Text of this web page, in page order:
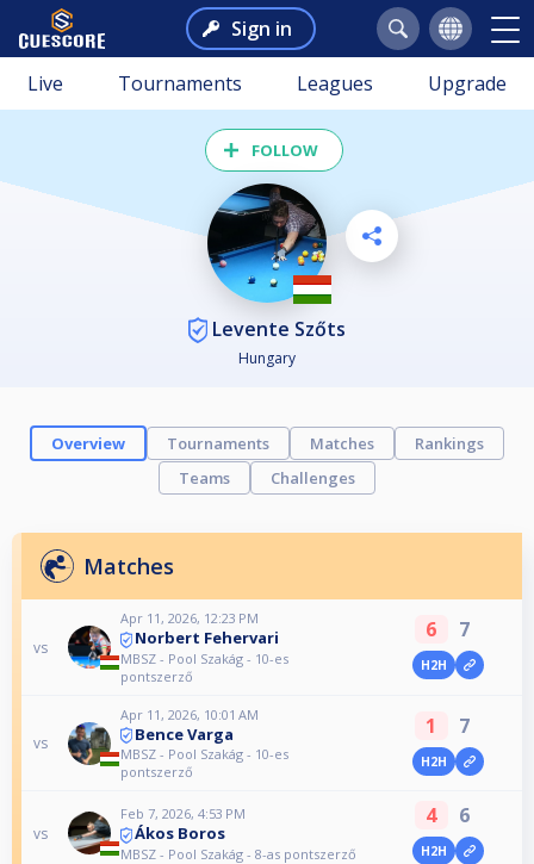
Sign in
Live Tournaments Leagues Upgrade
FOLLOW
Levente Szőts
Hungary
Overview Tournaments Matches
Rankings
Teams
Challenges
Matches
vs
Apr 11, 2026, 12:23 PM
Norbert Fehervari
MBSZ - Pool Szakág - 10-es
pontszerző
6 7
H2H
vs
Apr 11, 2026, 10:01 AM
Bence Varga
MBSZ - Pool Szakág - 10-es
pontszerző
1 7
H2H
vs
Feb 7, 2026, 4:53 PM
Ákos Boros
MBSZ - Pool Szakág - 8-as pontszerző
4 6
H2H